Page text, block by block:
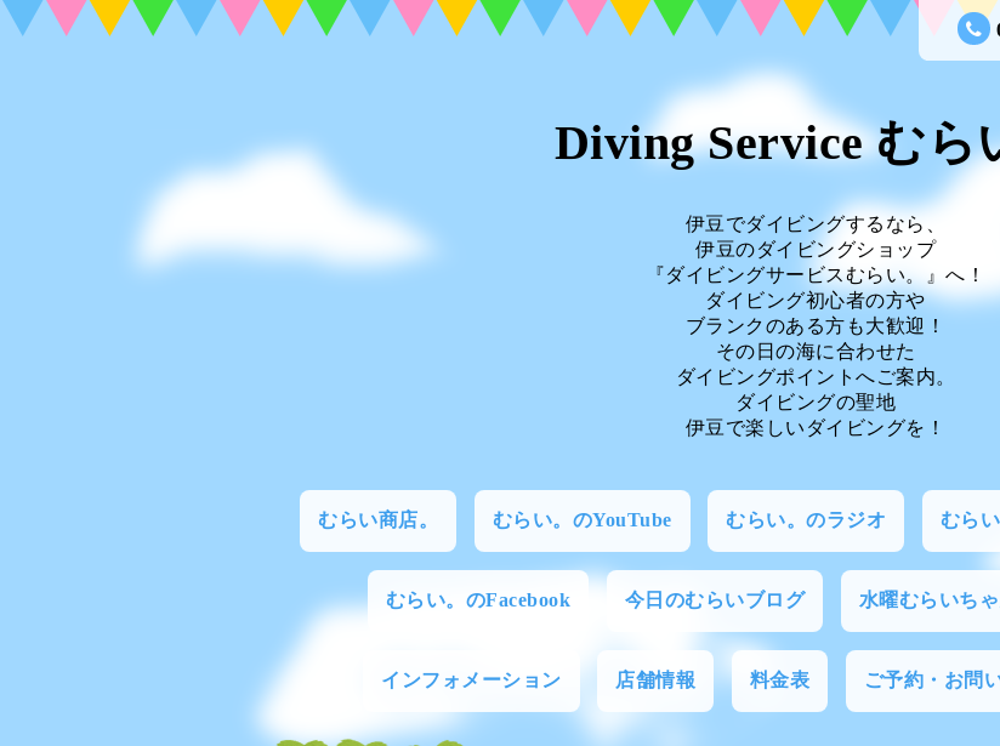
Diving Service むら
伊豆でダイビングするなら、
伊豆のダイビングショップ
『ダイビングサービスむらい。』へ！
ダイビング初心者の方や
ブランクのある方も大歓迎！
その日の海に合わせた
ダイビングポイントへご案内。
ダイビングの聖地
伊豆で楽しいダイビングを！
むらい商店。 むらい。のYouTube むらい。のラジオ むら
むらい。のFacebook 今日のむらいブログ 水曜むらいちゃ
インフォメーション 店舗情報 料金表 ご予約・お問